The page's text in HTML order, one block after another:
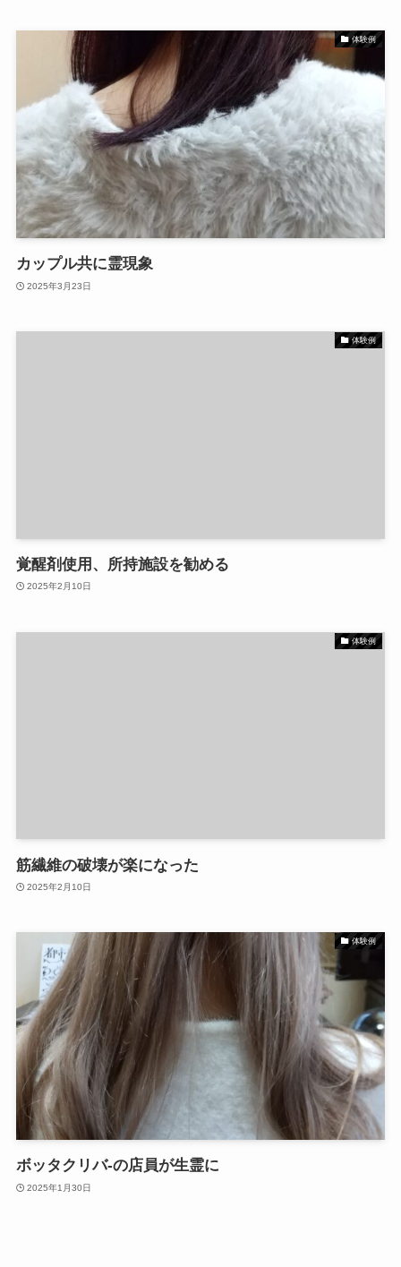
体験例
カップル共に霊現象
2025年3月23日
体験例
覚醒剤使用、所持施設を勧める
2025年2月10日
体験例
筋繊維の破壊が楽になった
2025年2月10日
体験例
ボッタクリバ-の店員が生霊に
2025年1月30日